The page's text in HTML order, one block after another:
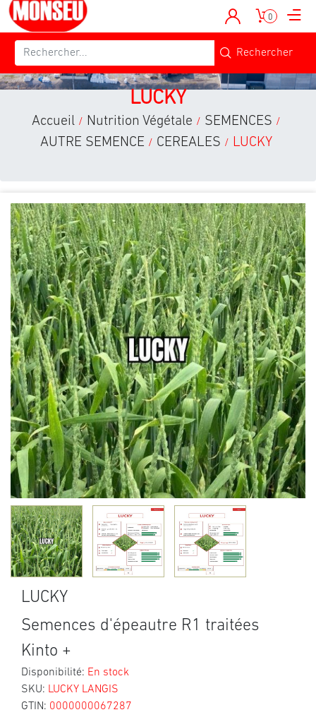
0
LUCKY
Accueil / Nutrition Végétale / SEMENCES /
AUTRE SEMENCE / CEREALES / LUCKY
LUCKY
Semences d'épeautre R1 traitées
Kinto +
Disponibilité: En stock
SKU: LUCKY LANGIS
GTIN: 0000000067287